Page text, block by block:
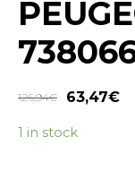
126,94€ 63,47€
1 in stock